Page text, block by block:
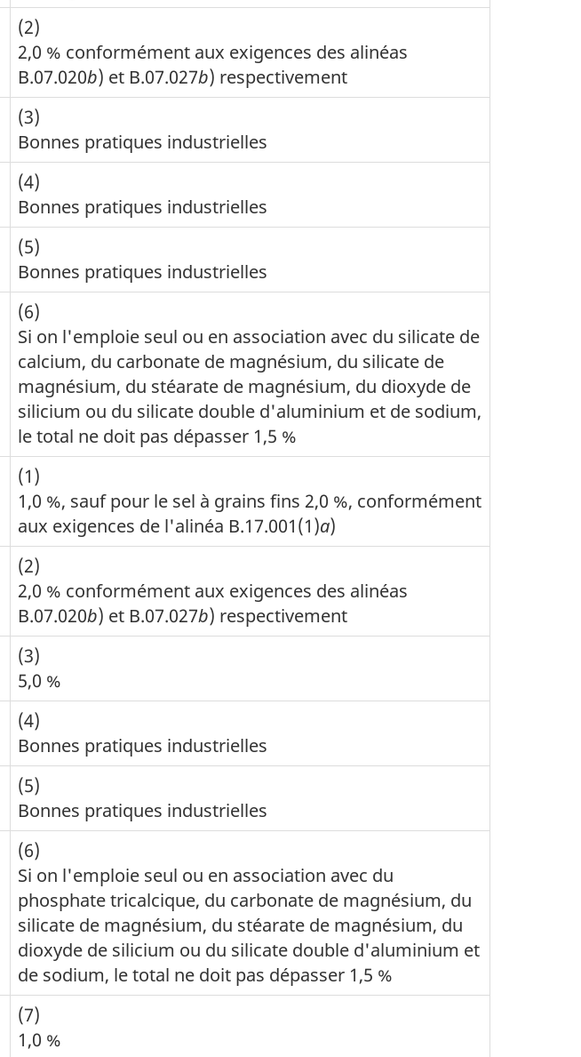
(2)
2,0 % conformément aux exigences des alinéas
B.07.020b) et B.07.027b) respectivement
(3)
Bonnes pratiques industrielles
(4)
Bonnes pratiques industrielles
(5)
Bonnes pratiques industrielles
(6)
Si on l'emploie seul ou en association avec du silicate de
calcium, du carbonate de magnésium, du silicate de
magnésium, du stéarate de magnésium, du dioxyde de
silicium ou du silicate double d'aluminium et de sodium,
le total ne doit pas dépasser 1,5 %
(1)
1,0 %, sauf pour le sel à grains fins 2,0 %, conformément
aux exigences de l'alinéa B.17.001(1)a)
(2)
2,0 % conformément aux exigences des alinéas
B.07.020b) et B.07.027b) respectivement
(3)
5,0 %
(4)
Bonnes pratiques industrielles
(5)
Bonnes pratiques industrielles
(6)
Si on l'emploie seul ou en association avec du
phosphate tricalcique, du carbonate de magnésium, du
silicate de magnésium, du stéarate de magnésium, du
dioxyde de silicium ou du silicate double d'aluminium et
de sodium, le total ne doit pas dépasser 1,5 %
(7)
1,0 %